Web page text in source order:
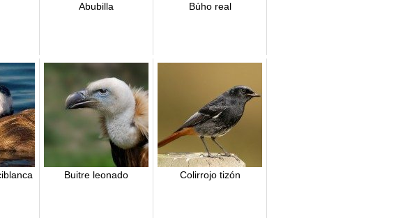
Abubilla Búho real
Buitre leonado Colirrojo tizón